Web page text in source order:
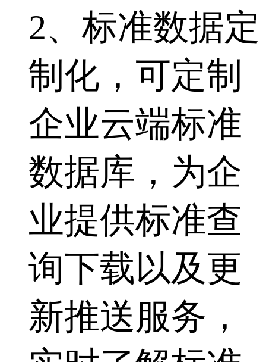
2、标准数据定
制化，可定制
企业云端标准
数据库，为企
业提供标准查
询下载以及更
新推送服务，